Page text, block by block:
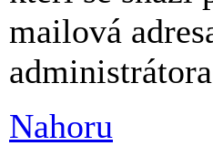
mailová
Nahoru